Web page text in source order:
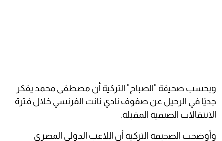
وبحسب صحيفة "الصباح" التركية أن مصطفى محمد يفكر
جديًا في الرحيل عن صفوف نادي نانت الفرنسي خلال فترة
الانتقالات الصيفية المقبلة.
وأوضحت الصحيفة التركية أن اللاعب الدولي المصري